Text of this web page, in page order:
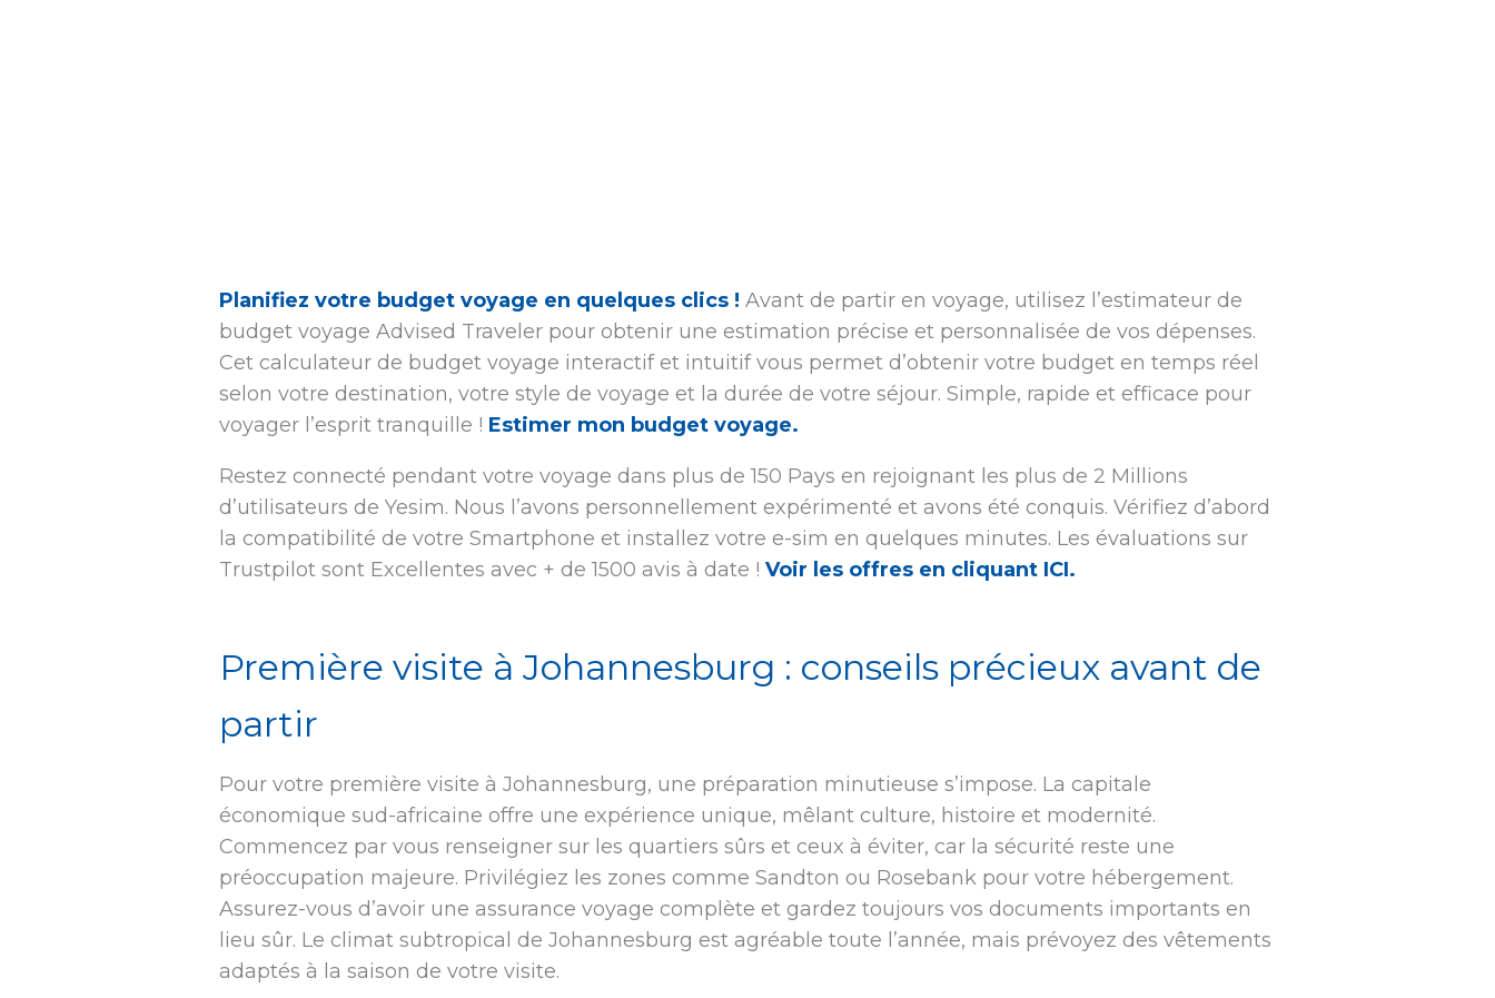
Planifiez votre budget voyage en quelques clics ! Avant de partir en voyage, utilisez l’estimateur de
budget voyage Advised Traveler pour obtenir une estimation précise et personnalisée de vos dépenses.
Cet calculateur de budget voyage interactif et intuitif vous permet d’obtenir votre budget en temps réel
selon votre destination, votre style de voyage et la durée de votre séjour. Simple, rapide et efficace pour
voyager l’esprit tranquille ! Estimer mon budget voyage.
Restez connecté pendant votre voyage dans plus de 150 Pays en rejoignant les plus de 2 Millions
d’utilisateurs de Yesim. Nous l’avons personnellement expérimenté et avons été conquis. Vérifiez d’abord
la compatibilité de votre Smartphone et installez votre e-sim en quelques minutes. Les évaluations sur
Trustpilot sont Excellentes avec + de 1500 avis à date !Voir les offres en cliquant ICI.
Première visite à Johannesburg : conseils précieux avant de
partir
Pour votre première visite à Johannesburg, une préparation minutieuse s’impose. La capitale
économique sud-africaine offre une expérience unique, mêlant culture, histoire et modernité.
Commencez par vous renseigner sur les quartiers sûrs et ceux à éviter, car la sécurité reste une
préoccupation majeure. Privilégiez les zones comme Sandton ou Rosebank pour votre hébergement.
Assurez-vous d’avoir une assurance voyage complète et gardez toujours vos documents importants en
lieu sûr. Le climat subtropical de Johannesburg est agréable toute l’année, mais prévoyez des vêtements
adaptés à la saison de votre visite.